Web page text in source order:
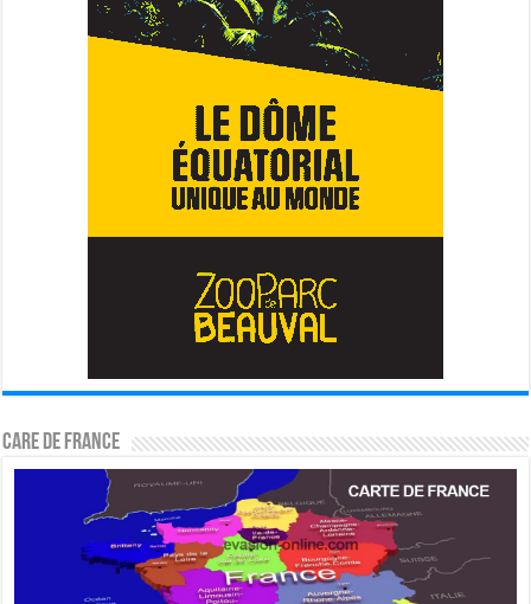
CARE DE FRANCE